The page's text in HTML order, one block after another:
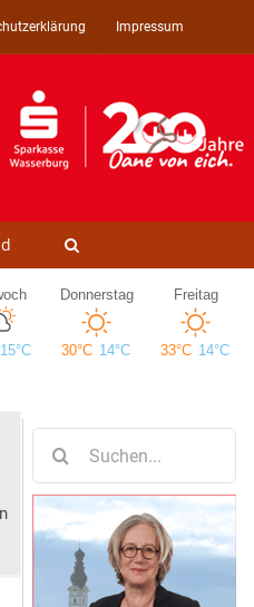
Impressum
nach: